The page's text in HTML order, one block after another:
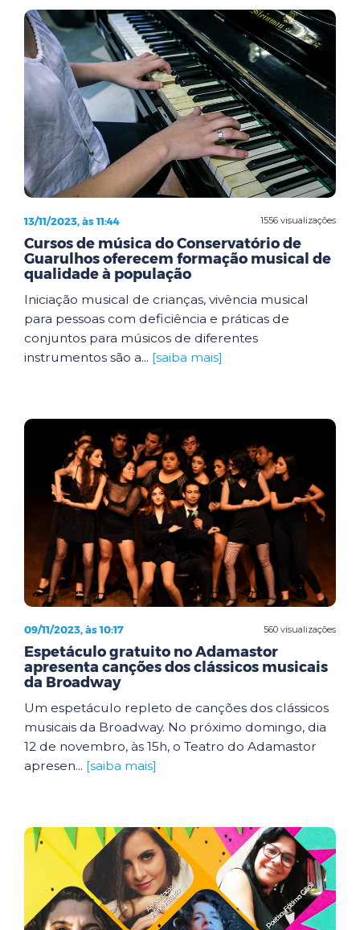
1556 visualizações
13/11/2023, às 11:44
Cursos de música do Conservatório de
Guarulhos oferecem formação musical de
qualidade à população
Iniciação musical de crianças, vivência musical
para pessoas com deficiência e práticas de
conjuntos para músicos de diferentes
instrumentos são a... [saiba mais]
560 visualizações
09/11/2023, às 10:17
Espetáculo gratuito no Adamastor
apresenta canções dos clássicos musicais
da Broadway
Um espetáculo repleto de canções dos clássicos
musicais da Broadway. No próximo domingo, dia
12 de novembro, às 15h, o Teatro do Adamastor
apresen... [saiba mais]